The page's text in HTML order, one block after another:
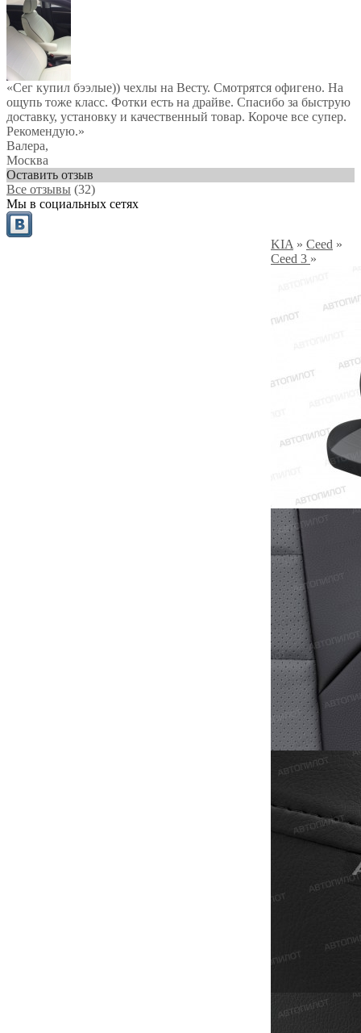
«Сег купил бээлые)) чехлы на Весту. Смотрятся офигено. На
ощупь тоже класс. Фотки есть на драйве. Спасибо за быструю
доставку, установку и качественный товар. Короче все супер.
Рекомендую.»
Валера,
Москва
Оставить отзыв
Все отзывы (32)
Мы в социальных сетях
KIA » Ceed »
Ceed 3 »